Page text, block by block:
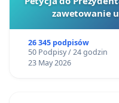
zawetowanie
26 345 podpisów
50 Podpisy / 24 godzin
23 May 2026